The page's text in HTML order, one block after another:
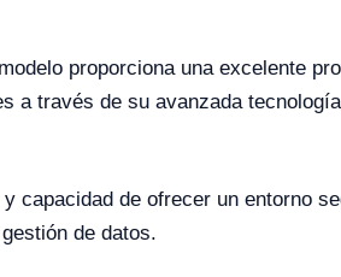
proporciona una excelente
a través de su avanzada
capacidad de ofrecer un entorno
de datos.